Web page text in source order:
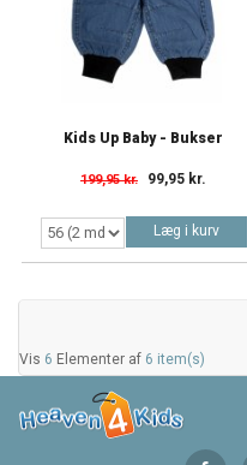
Kids Up Baby - Bukser
199,95 kr. 99,95 kr.
Læg i kurv
Vis 6 Elementer af 6 item(s)